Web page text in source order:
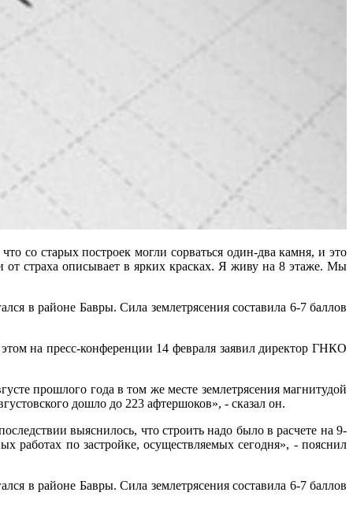
со старых построек могли сорваться один-два камня, и это
от страха описывает в ярких красках. Я живу на 8 этаже. Мы
в районе Бавры. Сила землетрясения составила 6-7 баллов
на пресс-конференции 14 февраля заявил директор ГНКО
прошлого года в том же месте землетрясения магнитудой
дошло до 223 афтершоков», - сказал он.
выяснилось, что строить надо было в расчете на 9-
работах по застройке, осуществляемых сегодня», - пояснил
в районе Бавры. Сила землетрясения составила 6-7 баллов